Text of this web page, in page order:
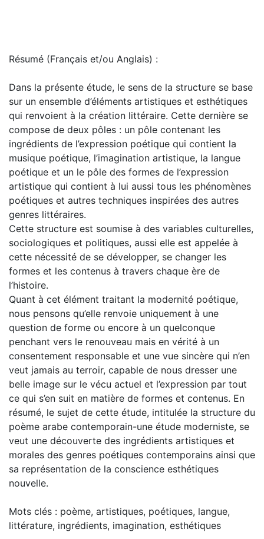
Résumé (Français et/ou Anglais) :
Dans la présente étude, le sens de la structure se base
sur un ensemble d’éléments artistiques et esthétiques
qui renvoient à la création littéraire. Cette dernière se
compose de deux pôles : un pôle contenant les
ingrédients de l’expression poétique qui contient la
musique poétique, l’imagination artistique, la langue
poétique et un le pôle des formes de l’expression
artistique qui contient à lui aussi tous les phénomènes
poétiques et autres techniques inspirées des autres
genres littéraires.
Cette structure est soumise à des variables culturelles,
sociologiques et politiques, aussi elle est appelée à
cette nécessité de se développer, se changer les
formes et les contenus à travers chaque ère de
l’histoire.
Quant à cet élément traitant la modernité poétique,
nous pensons qu’elle renvoie uniquement à une
question de forme ou encore à un quelconque
penchant vers le renouveau mais en vérité à un
consentement responsable et une vue sincère qui n’en
veut jamais au terroir, capable de nous dresser une
belle image sur le vécu actuel et l’expression par tout
ce qui s’en suit en matière de formes et contenus. En
résumé, le sujet de cette étude, intitulée la structure du
poème arabe contemporain-une étude moderniste, se
veut une découverte des ingrédients artistiques et
morales des genres poétiques contemporains ainsi que
sa représentation de la conscience esthétiques
nouvelle.
Mots clés : poème, artistiques, poétiques, langue,
littérature, ingrédients, imagination, esthétiques